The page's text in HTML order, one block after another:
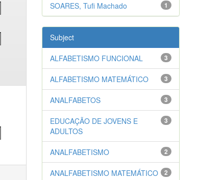
1
SOARES, Tufi Machado
Subject
3
ALFABETISMO FUNCIONAL
3
ALFABETISMO MATEMÁTICO
3
ANALFABETOS
3
EDUCAÇÃO DE JOVENS E
ADULTOS
2
ANALFABETISMO
2
ANALFABETISMO MATEMÁTICO